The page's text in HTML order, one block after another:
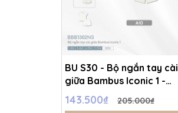
BU S30 - Bộ ngắn tay cài
giữa Bambus Iconic 1 -
BBB1302NS - Be - 1-3M -
SS25.BP
143.500₫ 205.000₫